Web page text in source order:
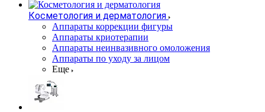
Косметология и дерматология
Аппараты коррекции фигуры
Аппараты криотерапии
Аппараты неинвазивного омоложения
Аппараты по уходу за лицом
Еще